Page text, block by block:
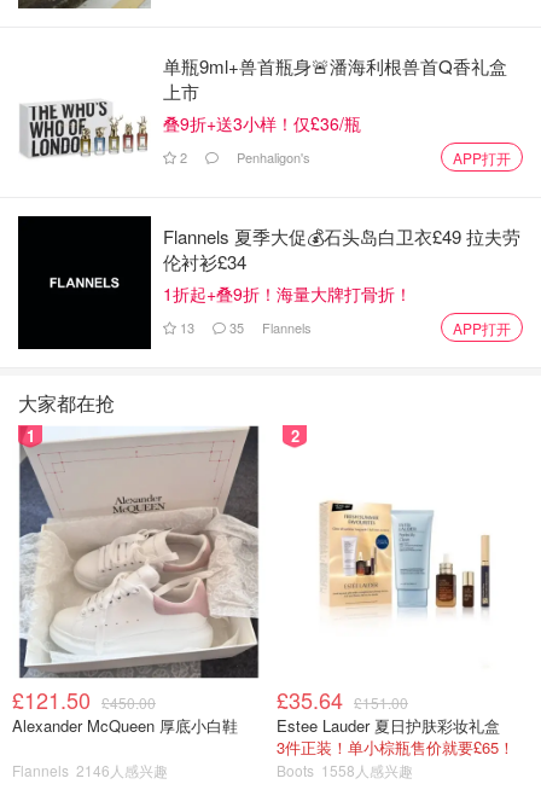
沙漠雨蝶 12
OOTD:
👗裙子Sandro
腰帶 Calvin Klein
👛 包包Gucci
👠 鞋子Manolo Blahni
要趕進度，所以拖著家屬在家門口一口氣咔嚓咔嚓。
裙子來自Sandro，他們家最擅長蕾絲連衣裙。我自己搭
配了一條銀色的腰帶，來自Calvin Klein CK 。
单瓶9ml+兽首瓶身🚨潘海利根兽首Q香礼盒
上市
叠9折+送3小样！仅£36/瓶
2 Penhaligon's APP打开
Flannels 夏季大促💰石头岛白卫衣£49 拉夫劳
伦衬衫£34
1折起+叠9折！海量大牌打骨折！
13 35 Flannels APP打开
大家都在抢
1
£121.50 £450.00
Alexander McQueen 厚底小白鞋
Flannels 2146人感兴趣
2
£35.64 £151.00
Estee Lauder 夏日护肤彩妆礼盒
3件正装！单小棕瓶售价就要£65！
Boots 1558人感兴趣